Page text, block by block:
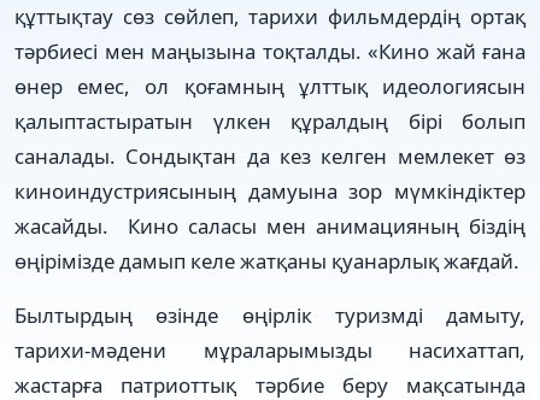
құттықтау сөз сөй­леп, тарихи фильмдердің ор­тақ
тәрбиесі мен маңызына тоқталды. «Кино жай ғана
өнер емес, ол қоғамның ұлттық идео­логиясын
қалыптастыратын үлкен құралдың бірі болып
саналады. Сондықтан да кез келген мемлекет өз
кино­ин­дус­триясының дамуына зор мүм­кін­діктер
жасайды. Кино саласы мен анимацияның біздің
өңі­рі­мізде дамып келе жатқаны қуа­нар­лық жағдай.
Былтырдың өзінде өңір­­лік туризмді дамыту,
тарихи-мә­дени мұраларымызды насихаттап,
жастарға патриоттық тәрбие бе­­ру мақсатында